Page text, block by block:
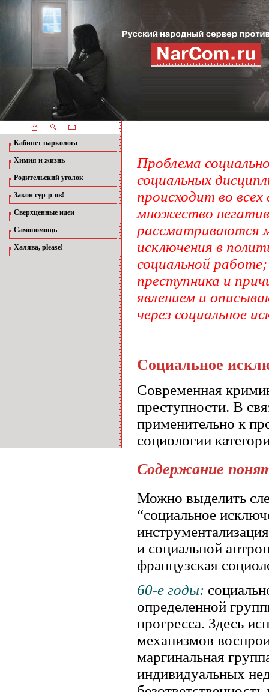
Кабинет нарколога
Химия и жизнь
Родительский уголок
Закон сур-р-ов!
Сверхценные идеи
Самопомощь
Халява, please!
Проблема
социальных
происходит во
множество
рассматриваются
исключения в
социальной
преступника и
явлением и
через социальное
Социальное
Современная
преступности. В
применительно к
социологии
Содержание
Можно выделить
“социальное
и социальной
французская
60-е годы:
определенной
прогресса. Здесь
механизмов
маргинальная
индивидуальных